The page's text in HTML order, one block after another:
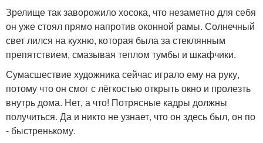
Зрелище так заворожило хосока, что незаметно для себя
он уже стоял прямо напротив оконной рамы. Солнечный
свет лился на кухню, которая была за стеклянным
препятствием, смазывая теплом тумбы и шкафчики.
Сумасшествие художника сейчас играло ему на руку,
потому что он смог с лёгкостью открыть окно и пролезть
внутрь дома. Нет, а что! Потрясные кадры должны
получиться. Да и никто не узнает, что он здесь был, он по
- быстренькому.